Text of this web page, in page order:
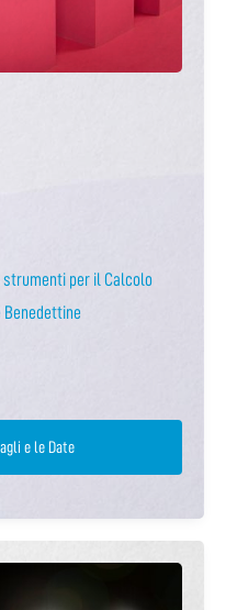
strumenti per il Calcolo
Benedettine
e le Date